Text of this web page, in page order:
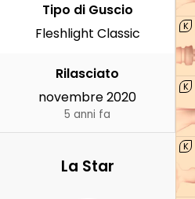
K
K
K
Tipo di Guscio
Fleshlight Classic
Rilasciato
novembre 2020
5 anni fa
La Star